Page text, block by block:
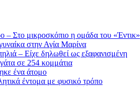
Στο μικροσκόπιο η ομάδα του «Έντικ»
στην Αγία Μαρίνα
– Είχε δηλωθεί ως εξαφανισμένη
σε 254 κομμάτια
ένα άτομο
έντομα με φυσικό τρόπο